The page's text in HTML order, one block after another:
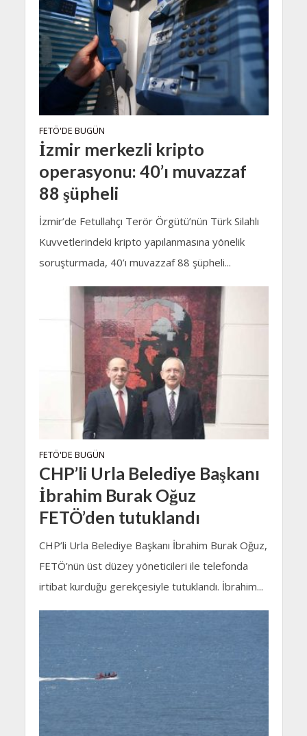
FETÖ'DE BUGÜN
İzmir merkezli kripto
operasyonu: 40’ı muvazzaf
88 şüpheli
İzmir’de Fetullahçı Terör Örgütü’nün Türk Silahlı
Kuvvetlerindeki kripto yapılanmasına yönelik
soruşturmada, 40’ı muvazzaf 88 şüpheli...
FETÖ'DE BUGÜN
CHP’li Urla Belediye Başkanı
İbrahim Burak Oğuz
FETÖ’den tutuklandı
CHP’li Urla Belediye Başkanı İbrahim Burak Oğuz,
FETÖ’nün üst düzey yöneticileri ile telefonda
irtibat kurduğu gerekçesiyle tutuklandı. İbrahim...